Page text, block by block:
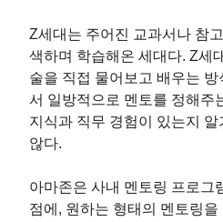
Z세대는 주어진 교과서나 참
색하며 학습해온 세대다. Z세
술을 직접 물어보고 배우는
서 일방적으로 멘토를 정해주
지식과 직무 경험이 있는지
않다.
아마존은 사내 멘토링 프로그
점에, 원하는 형태의 멘토링